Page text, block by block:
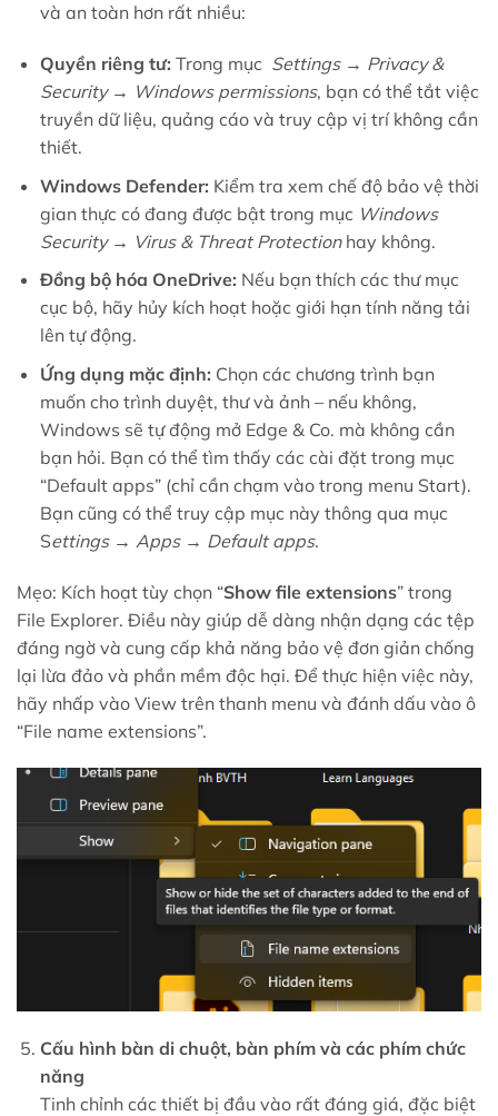
và an toàn hơn rất nhiều:
Quyền riêng tư: Trong mục Settings → Privacy &
Security → Windows permissions, bạn có thể tắt việc
truyền dữ liệu, quảng cáo và truy cập vị trí không cần
thiết.
Windows Defender: Kiểm tra xem chế độ bảo vệ thời
gian thực có đang được bật trong mục Windows
Security → Virus & Threat Protectionhay không.
Đồng bộ hóa OneDrive: Nếu bạn thích các thư mục
cục bộ, hãy hủy kích hoạt hoặc giới hạn tính năng tải
lên tự động.
Ứng dụng mặc định: Chọn các chương trình bạn
muốn cho trình duyệt, thư và ảnh – nếu không,
Windows sẽ tự động mở Edge & Co. mà không cần
bạn hỏi. Bạn có thể tìm thấy các cài đặt trong mục
“Default apps” (chỉ cần chạm vào trong menu Start).
Bạn cũng có thể truy cập mục này thông qua mục
Settings → Apps → Default apps.
Mẹo: Kích hoạt tùy chọn “Show file extensions” trong
File Explorer. Điều này giúp dễ dàng nhận dạng các tệp
đáng ngờ và cung cấp khả năng bảo vệ đơn giản chống
lại lừa đảo và phần mềm độc hại. Để thực hiện việc này,
hãy nhấp vào View trên thanh menu và đánh dấu vào ô
“File name extensions”.
Cấu hình bàn di chuột, bàn phím và các phím chức
năng
Tinh chỉnh các thiết bị đầu vào rất đáng giá, đặc biệt